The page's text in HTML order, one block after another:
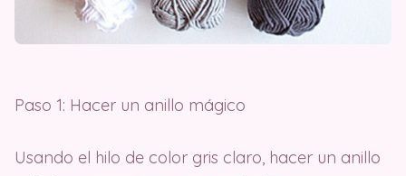
Paso 1: Hacer un anillo mágico
Usando el hilo de color gris claro, hacer un anillo